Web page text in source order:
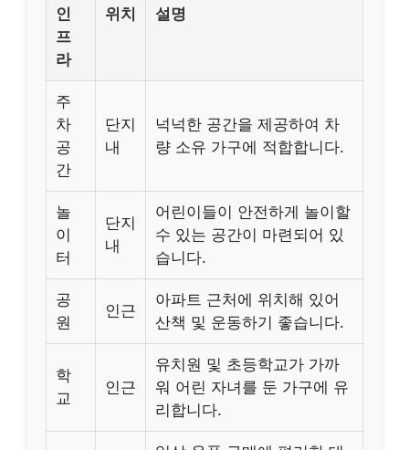
인
프
라
위치 설명
주
차
공
간
단지
내
넉넉한 공간을 제공하여 차
량 소유 가구에 적합합니다.
놀
이
터
단지
내
어린이들이 안전하게 놀이할
수 있는 공간이 마련되어 있
습니다.
공
원
인근
아파트 근처에 위치해 있어
산책 및 운동하기 좋습니다.
학
교
인근
유치원 및 초등학교가 가까
워 어린 자녀를 둔 가구에 유
리합니다.